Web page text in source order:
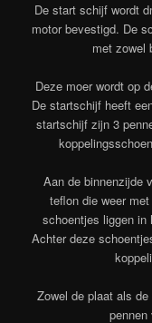
De start schijf wordt
motor bevestigd. De
met zowel
Deze moer wordt op
De startschijf heeft
startschijf zijn 3
Aan de binnenzijde
teflon die weer
schoentjes liggen
Achter deze
Zowel de plaat als